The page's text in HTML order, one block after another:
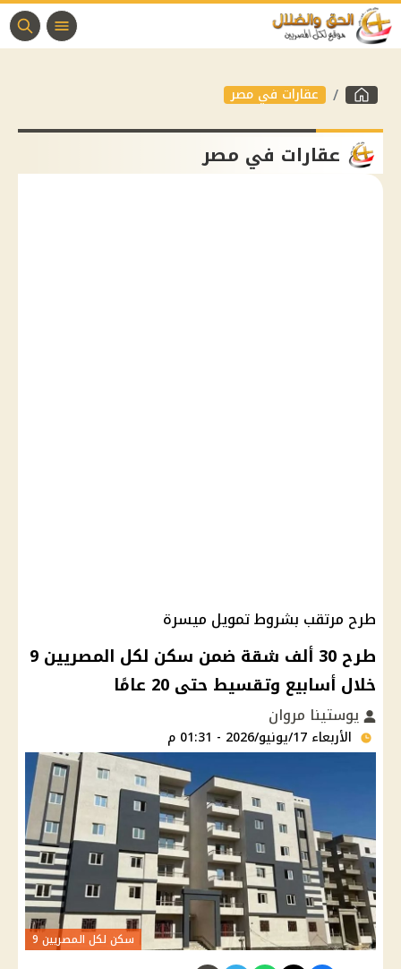
عقارات في مصر
عقارات في مصر
طرح مرتقب بشروط تمويل ميسرة
طرح 30 ألف شقة ضمن سكن لكل المصريين 9
خلال أسابيع وتقسيط حتى 20 عامًا
يوستينا مروان
الأربعاء 17/يونيو/2026 - 01:31 م
سكن لكل المصريين 9